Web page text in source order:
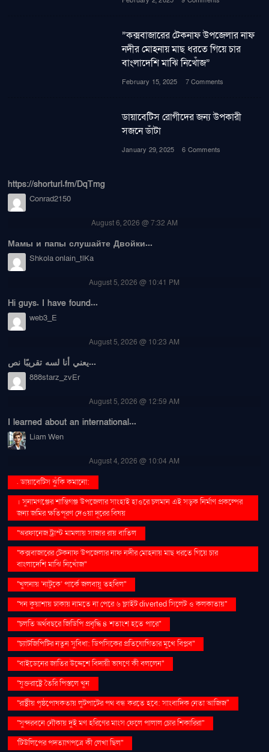
”কক্সবাজারের টেকনাফ উপজেলার নাফ
নদীর মোহনায় মাছ ধরতে গিয়ে চার
বাংলাদেশি মাঝি নিখোঁজ”
February 15, 2025 7 Comments
ডায়াবেটিস রোগীদের জন্য উপকারী
সজনে ডাঁটা
January 29, 2025 6 Comments
https://shorturl.fm/DqTmg
Conrad2150
August 6, 2026 @ 7:32 AM
Мамы и папы слушайте Двойки...
Shkola onlain_tlKa
August 5, 2026 @ 10:41 PM
Hi guys. I have found...
web3_E
August 5, 2026 @ 10:23 AM
يعني أنا لسه تقريبًا نص...
888starz_zvEr
August 5, 2026 @ 12:59 AM
I learned about an international...
Liam Wen
August 4, 2026 @ 10:04 AM
. ডায়াবেটিস ঝুঁকি কমানো:
। সুনামগঞ্জের শান্তিগঞ্জ উপজেলার সাংহাই হাওরে চলমান এই সড়ক নির্মাণ প্রকল্পের
জন্য জমির ক্ষতিপূরণ দেওয়া দূরের বিষয়
''অরফানেজ ট্রাস্ট মামলায় সাজার রায় বাতিল
''কক্সবাজারের টেকনাফ উপজেলার নাফ নদীর মোহনায় মাছ ধরতে গিয়ে চার
বাংলাদেশি মাঝি নিখোঁজ''
''খুলনায় ‘নাটুকে’ পার্কে জলবায়ু তহবিল''
''ঘন কুয়াশায় ঢাকায় নামতে না পেরে ৬ ফ্লাইট diverted সিলেট ও কলকাতায়''
''চলতি অর্থবছরে জিডিপি প্রবৃদ্ধি ৪ শতাংশ হতে পারে''
''চ্যাটজিপিটির নতুন সুবিধা: ডিপসিকের প্রতিযোগিতার মুখে বিপ্লব''
''বাইডেনের জাতির উদ্দেশে বিদায়ী ভাষণে কী বললেন''
''যুক্তরাষ্ট্রে তৈরি পিস্তলে খুন
''রাষ্ট্রীয় পৃষ্ঠপোষকতায় লুটপাটের পথ বন্ধ করতে হবে: সাংবাদিক নেতা আজিজ"
''সুন্দরবনে নৌকায় দুই মণ হরিণের মাংস ফেলে পালাল চোর শিকারিরা''
'টিউলিপের পদত্যাগপত্রে কী লেখা ছিল''